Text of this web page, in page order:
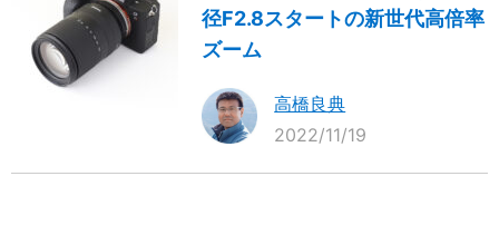
径F2.8スタートの新世代高倍率
ズーム
高橋良典
2022/11/19